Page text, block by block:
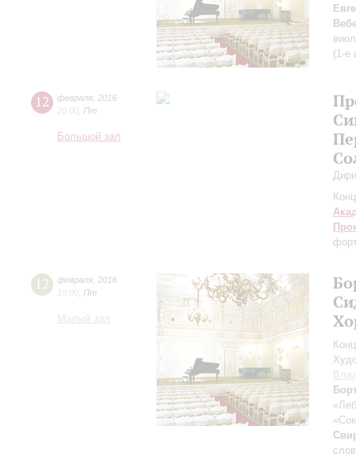
(1-е
12 февраля 2016
20:00 Пт
Большой зал
12 февраля 2016
19:00 Пт
Малый зал